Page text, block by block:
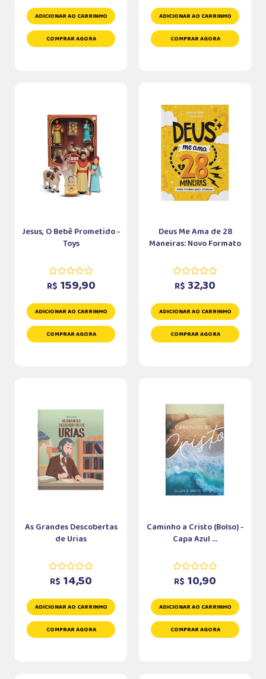
ADICIONAR AO CARRINHO
COMPRAR AGORA
ADICIONAR AO CARRINHO
COMPRAR AGORA
Jesus, O Bebê Prometido -
Toys
R$ 159,90
ADICIONAR AO CARRINHO
COMPRAR AGORA
Deus Me Ama de 28
Maneiras: Novo Formato
R$ 32,30
ADICIONAR AO CARRINHO
COMPRAR AGORA
As Grandes Descobertas
de Urias
R$ 14,50
ADICIONAR AO CARRINHO
COMPRAR AGORA
Caminho a Cristo (Bolso) -
Capa Azul ...
R$ 10,90
ADICIONAR AO CARRINHO
COMPRAR AGORA